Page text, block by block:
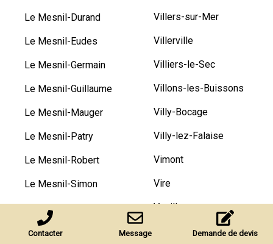
Contacter Message Demande de devis
Le Mesnil-Durand
Le Mesnil-Eudes
Le Mesnil-Germain
Le Mesnil-Guillaume
Le Mesnil-Mauger
Le Mesnil-Patry
Le Mesnil-Robert
Le Mesnil-Simon
Le Mesnil-sur-Blangy
Villers-sur-Mer
Villerville
Villiers-le-Sec
Villons-les-Buissons
Villy-Bocage
Villy-lez-Falaise
Vimont
Vire
Vouilly